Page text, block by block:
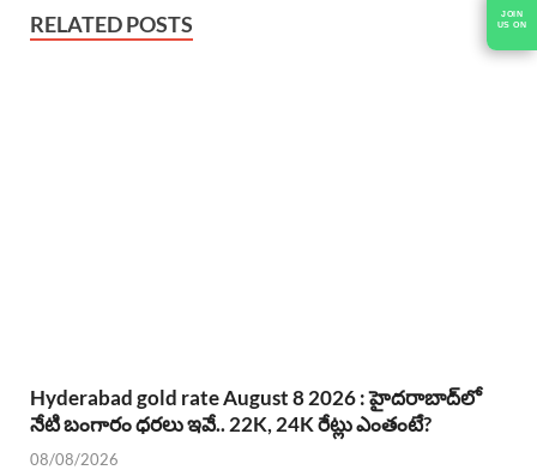
RELATED POSTS
Hyderabad gold rate August 8 2026 : హైదరాబాద్‌లో
నేటి బంగారం ధరలు ఇవే.. 22K, 24K రేట్లు ఎంతంటే?
08/08/2026